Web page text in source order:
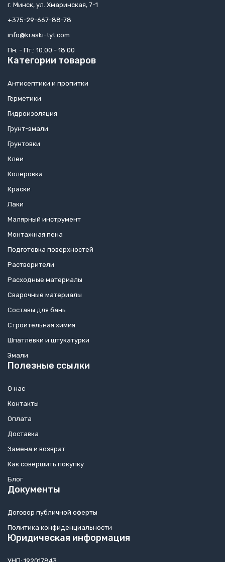
г. Минск, ул. Хмаринская, 7-1
+375-29-667-88-78
info@kraski-tyt.com
Пн. - Пт.: 10.00 - 18.00
Категории товаров
Антисептики и пропитки
Герметики
Гидроизоляция
Грунт-эмали
Грунтовки
Клеи
Колеровка
Краски
Лаки
Малярный инструмент
Монтажная пена
Подготовка поверхностей
Растворители
Расходные материалы
Сварочные материалы
Составы для бань
Строительная химия
Шпатлевки и штукатурки
Эмали
Полезные ссылки
О нас
Контакты
Оплата
Доставка
Замена и возврат
Как совершить покупку
Блог
Документы
Договор публичной оферты
Политика конфиденциальности
Юридическая информация